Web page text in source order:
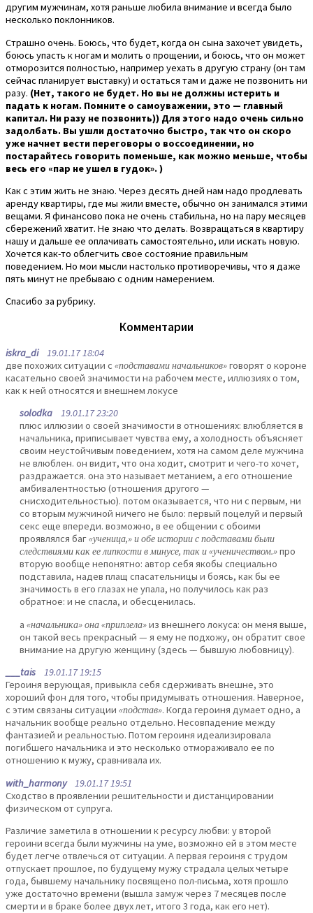
другим мужчинам, хотя раньше любила внимание и всегда было
несколько поклонников.
Страшно очень. Боюсь, что будет, когда он сына захочет увидеть,
боюсь упасть к ногам и молить о прощении, и боюсь, что он может
отморозится полностью, например уехать в другую страну (он там
сейчас планирует выставку) и остаться там и даже не позвонить ни
разу. (Нет, такого не будет. Но вы не должны истерить и
падать к ногам. Помните о самоуважении, это — главный
капитал. Ни разу не позвонить)) Для этого надо очень сильно
задолбать. Вы ушли достаточно быстро, так что он скоро
уже начнет вести переговоры о воссоединении, но
постарайтесь говорить поменьше, как можно меньше, чтобы
весь его «пар не ушел в гудок». )
Как с этим жить не знаю. Через десять дней нам надо продлевать
аренду квартиры, где мы жили вместе, обычно он занимался этими
вещами. Я финансово пока не очень стабильна, но на пару месяцев
сбережений хватит. Не знаю что делать. Возвращаться в квартиру
нашу и дальше ее оплачивать самостоятельно, или искать новую.
Хочется как-то облегчить свое состояние правильным
поведением. Но мои мысли настолько противоречивы, что я даже
пять минут не пребываю с одним намерением.
Спасибо за рубрику.
Комментарии
iskra_di19.01.17 18:04
две похожих ситуации с «подставами начальников»говорят о короне
касательно своей значимости на рабочем месте, иллюзиях о том,
как к ней относятся и внешнем локусе
solodka 19.01.17 23:20
плюс иллюзии о своей значимости в отношениях: влюбляется в
начальника, приписывает чувства ему, а холодность объясняет
своим неустойчивым поведением, хотя на самом деле мужчина
не влюблен. он видит, что она ходит, смотрит и чего-то хочет,
раздражается. она это называет метанием, а его отношение
амбивалентностью (отношения другого —
снисходительностью). потом оказывается, что ни с первым, ни
со вторым мужчиной ничего не было: первый поцелуй и первый
секс еще впереди. возможно, в ее общении с обоими
проявлялся баг«ученица,» и обе истории с подставами были
следствиями как ее липкости в минусе, так и «ученичеством.»про
вторую вообще непонятно: автор себя якобы специально
подставила, надев плащ спасательницы и боясь, как бы ее
значимость в его глазах не упала, но получилось как раз
обратное: и не спасла, и обесценилась.
а «начальника» она «приплела»из внешнего локуса: он меня выше,
он такой весь прекрасный — я ему не подхожу, он обратит свое
внимание на другую женщину (здесь — бывшую любовницу).
___tais 19.01.17 19:15
Героиня верующая, привыкла себя сдерживать внешне, это
хороший фон для того, чтобы придумывать отношения. Наверное,
с этим связаны ситуации «подстав». Когда героиня думает одно, а
начальник вообще реально отдельно. Несовпадение между
фантазией и реальностью. Потом героиня идеализировала
погибшего начальника и это несколько отмораживало ее по
отношению к мужу, сравнивала их.
with_harmony19.01.17 19:51
Сходство в проявлении решительности и дистанцировании
физическом от супруга.
Различие заметила в отношении к ресурсу любви: у второй
героини всегда были мужчины на уме, возможно ей в этом месте
будет легче отвлечься от ситуации. А первая героиня с трудом
отпускает прошлое, по будущему мужу страдала целых четыре
года, бывшему начальнику посвящено пол-письма, хотя прошло
уже достаточно времени (вышла замуж через 7 месяцев после
смерти и в браке более двух лет, итого 3 года, как его нет).